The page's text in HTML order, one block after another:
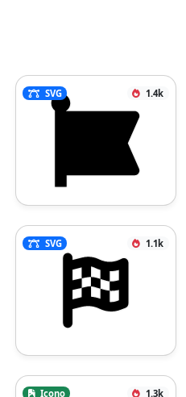
SVG 1.4k
SVG 1.1k
Icono 1.3k